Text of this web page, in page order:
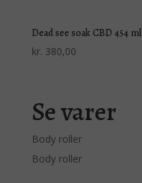
Dead see soak CBD 454 ml
kr. 380,00
Se varer
Body roller
Body roller